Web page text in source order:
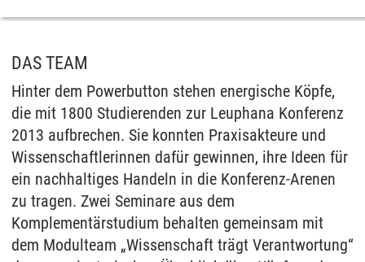
DAS TEAM
Hinter dem Powerbutton stehen energische Köpfe,
die mit 1800 Studierenden zur Leuphana Konferenz
2013 aufbrechen. Sie konnten Praxisakteure und
Wissenschaftlerinnen dafür gewinnen, ihre Ideen für
ein nachhaltiges Handeln in die Konferenz-Arenen
zu tragen. Zwei Seminare aus dem
Komplementärstudium behalten gemeinsam mit
dem Modulteam „Wissenschaft trägt Verantwortung“